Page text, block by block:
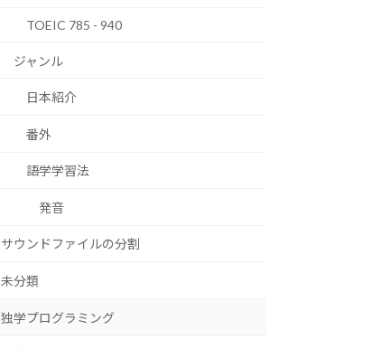
TOEIC 785 - 940
ジャンル
日本紹介
番外
語学学習法
発音
サウンドファイルの分割
未分類
独学プログラミング